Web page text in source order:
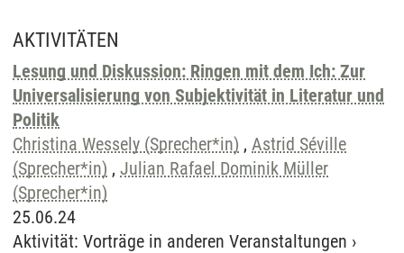
AKTIVITÄTEN
Lesung und Diskussion: Ringen mit dem Ich: Zur
Universalisierung von Subjektivität in Literatur und
Politik
Christina Wessely (Sprecher*in) , Astrid Séville
(Sprecher*in) , Julian Rafael Dominik Müller
(Sprecher*in)
25.06.24
Aktivität: Vorträge in anderen Veranstaltungen ›